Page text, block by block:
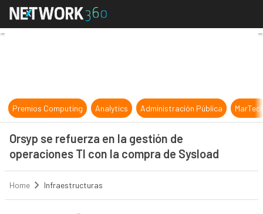
Orsyp se refuerza en la gestión de
Premios Computing Analytics Administración Pública
Orsyp se refuerza en la gestión de
operaciones TI con la compra de Sysload
Home Infraestructuras